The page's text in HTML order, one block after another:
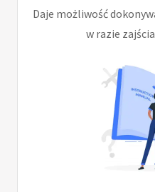
Daje możliwość
w razie